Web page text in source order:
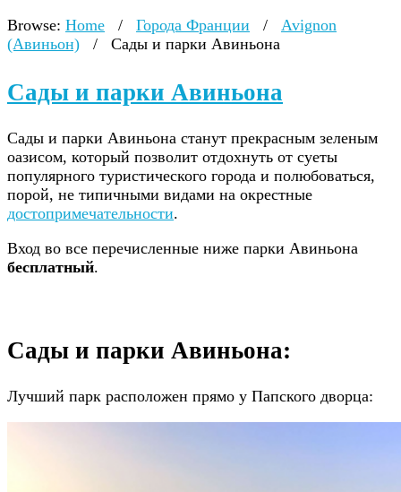
Browse: Home / Города Франции /
Avignon
(Авиньон)
/ Сады и парки Авиньона
Сады и парки Авиньона
Сады и парки Авиньона станут прекрасным зеленым
оазисом, который позволит отдохнуть от суеты
популярного туристического города и полюбоваться,
порой, не типичными видами на окрестные
достопримечательности.
Вход во все перечисленные ниже парки Авиньона
бесплатный.
Сады и парки Авиньона:
Лучший парк расположен прямо у Папского дворца: